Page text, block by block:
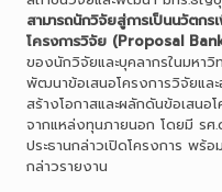
สามารถนักวิจัยสู่การเป็นนวัตก
โครงการวิจัย (Proposal
ของนักวิจัยและบุคลากรในมหา
พัฒนาข้อเสนอโครงการวิจัยแล
สร้างโอกาสและผลักดันข้อเสน
จากแหล่งทุนภายนอก โดยมี
ประธานกล่าวเปิดโครงการ พ
กล่าวรายงาน